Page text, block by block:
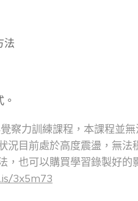
法
察力訓練課程，本課程並
況目前處於高度震盪，無法
，也可以購買學習錄製好的
3x5m73